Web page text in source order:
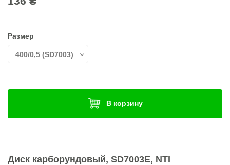
Размер
В корзину
Диск карборундовый, SD7003E, NTI